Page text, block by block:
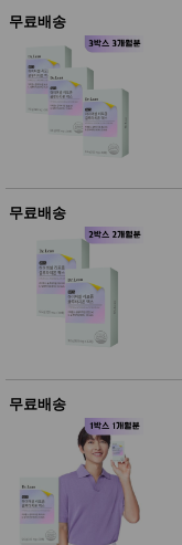
식 즉석가
쌀/잡곡/
면류
양념/소
스/가루
건조식
아 매트
유아 보
드(칠
판)
조형물
유아 이
아기띠/
외출용
성장발
달교육
용품
무료배송
무료배송
무료배송